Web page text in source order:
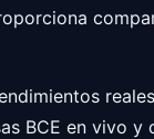
BCE en vivo